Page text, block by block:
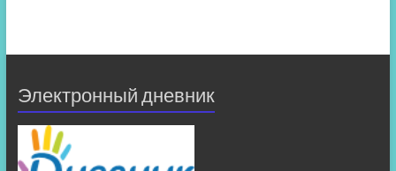
Электронный дневник